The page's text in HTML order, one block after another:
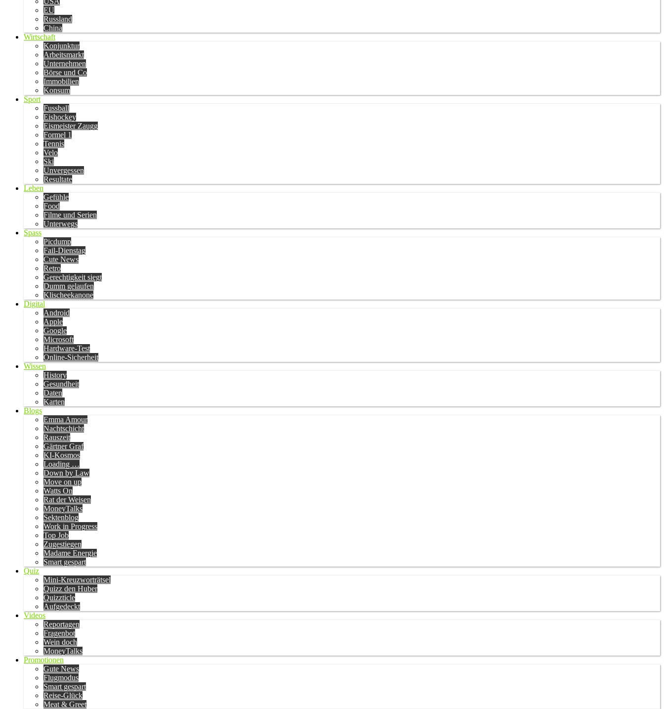
EU
Russland
China
Wirtschaft
Konjunktur
Arbeitsmarkt
Unternehmen
Börse und Co
Immobilien
Konsum
Sport
Fussball
Eishockey
Eismeister Zaugg
Formel 1
Tennis
Velo
Ski
Unvergessen
Resultate
Leben
Gefühle
Food
Filme und Serien
Unterwegs
Spass
Picdump
Fail-Dienstag
Cute News
Retro
Gerechtigkeit siegt
Dumm gelaufen
Klischeekanone
Digital
Android
Apple
Google
Microsoft
Hardware-Test
Online-Sicherheit
Wissen
History
Gesundheit
Daten
Karten
Blogs
Emma Amour
Nachtschicht
Rauszeit
Gärtner Graf
KI-Kosmos
Loading …
Down by Law
Move on up
Watts On
Rat der Weisen
MoneyTalks
Sektenblog
Work in Progress
Top Job
Zugestiegen
Madame Energie
Smart gespart
Quiz
Mini-Kreuzworträtsel
Quizz den Huber
Quizzticle
Aufgedeckt
Videos
Reportagen
Fragenbot
Wein doch
MoneyTalks
Promotionen
Gute News
Flugmodus
Smart gespart
Reise-Glück
Meat & Greet